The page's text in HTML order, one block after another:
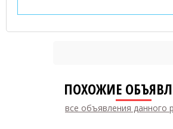
ПОХОЖИЕ
все объявления данного